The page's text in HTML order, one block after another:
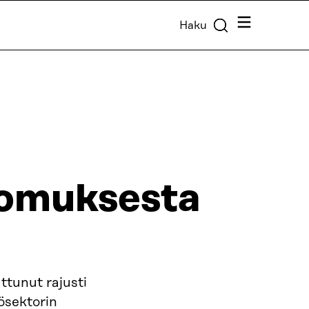
Haku Valikko
rajusti